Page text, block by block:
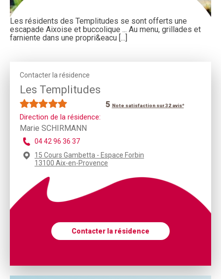
Les résidents des Templitudes se sont offerts une
escapade Aixoise et buccolique ... Au menu, grillades et
farniente dans une propri&eacu [...]
Contacter la résidence
Les Templitudes
5 Note satisfaction sur 32 avis*
Direction de la résidence:
Marie SCHIRMANN
04 42 96 36 37
15 Cours Gambetta - Espace Forbin
13100 Aix-en-Provence
Contacter la résidence